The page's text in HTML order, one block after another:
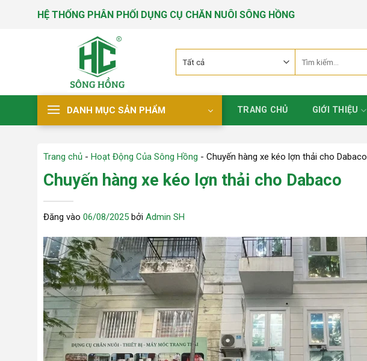
HỆ THỐNG PHÂN PHỐI DỤNG CỤ CHĂN NUÔI SÔNG HỒNG
kiếm:
DANH MỤC SẢN PHẨM TRANG CHỦ GIỚI THIỆU
Trang chủ - Hoạt Động Của Sông Hồng - Chuyến hàng xe kéo lợn thải cho Dabaco
Chuyến hàng xe kéo lợn thải cho Dabaco
Đăng vào 06/08/2025 bởi Admin SH